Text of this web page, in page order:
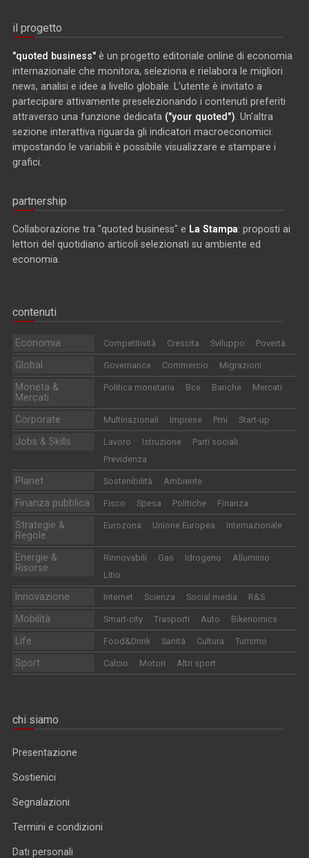
il progetto
"quoted business" è un progetto editoriale online di economia
internazionale che monitora, seleziona e rielabora le migliori
news, analisi e idee a livello globale. L'utente è invitato a
partecipare attivamente preselezionando i contenuti preferiti
attraverso una funzione dedicata ("your quoted") . Un'altra
sezione interattiva riguarda gli indicatori macroeconomici:
impostando le variabili è possibile visualizzare e stampare i
grafici.
partnership
Collaborazione tra "quoted business" e La Stampa: proposti ai
lettori del quotidiano articoli selezionati su ambiente ed
economia.
contenuti
Economia Competitività Crescita Sviluppo Povertà
Global Governance Commercio Migrazioni
Moneta &
Mercati
Politica monetaria Bce Banche Mercati
Corporate Multinazionali Imprese Pmi Start-up
Jobs & Skills Lavoro Istruzione
Parti sociali
Previdenza
Planet Sostenibilità Ambiente
Finanza pubblica Fisco Spesa Politiche Finanza
Strategie &
Regole
Eurozona Unione Europea Internazionale
Energie &
Risorse
Rinnovabili Gas Idrogeno
Alluminio
Litio
Innovazione Internet Scienza Social media R&S
Mobilità Smart-city Trasporti Auto Bikenomics
Life Food&Drink Sanità Cultura Turismo
Sport Calcio Motori Altri sport
chi siamo
Presentazione
Sostienici
Segnalazioni
Termini e condizioni
Dati personali